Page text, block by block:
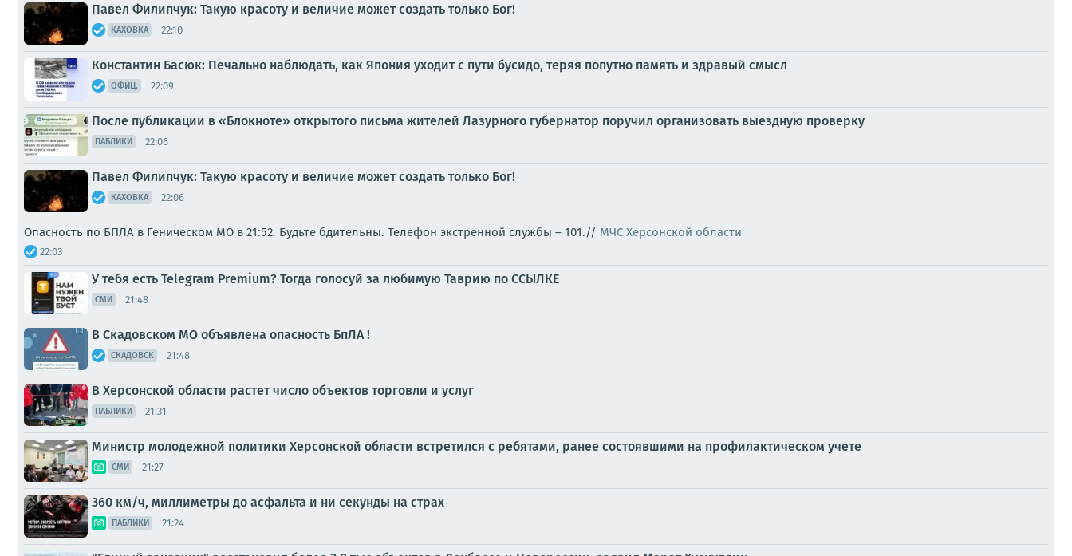
Павел Филипчук: Такую красоту и величие может создать только Бог!
КАХОВКА 22:10
Константин Басюк: Печально наблюдать, как Япония уходит с пути бусидо, теряя попутно память и здравый смысл
ОФИЦ. 22:09
После публикации в «Блокноте» открытого письма жителей Лазурного губернатор поручил организовать выездную проверку
ПАБЛИКИ 22:06
Павел Филипчук: Такую красоту и величие может создать только Бог!
КАХОВКА 22:06
Опасность по БПЛА в Геническом МО в 21:52. Будьте бдительны. Телефон экстренной службы – 101.// МЧС Херсонской области
22:03
У тебя есть Telegram Premium? Тогда голосуй за любимую Таврию по ССЫЛКЕ
СМИ 21:48
В Скадовском МО объявлена опасность БпЛА !
СКАДОВСК 21:48
В Херсонской области растет число объектов торговли и услуг
ПАБЛИКИ 21:31
Министр молодежной политики Херсонской области встретился с ребятами, ранее состоявшими на профилактическом учете
СМИ 21:27
360 км/ч, миллиметры до асфальта и ни секунды на страх
ПАБЛИКИ 21:24